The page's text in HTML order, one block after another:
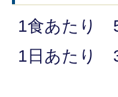
1食あたり
1日あたり